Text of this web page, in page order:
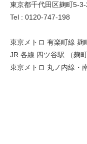
東京都千代田区麹町5-
Tel : 0120-747-198
東京メトロ 有楽町線 麹
JR 各線 四ツ谷駅 （麹
東京メトロ 丸ノ内線・